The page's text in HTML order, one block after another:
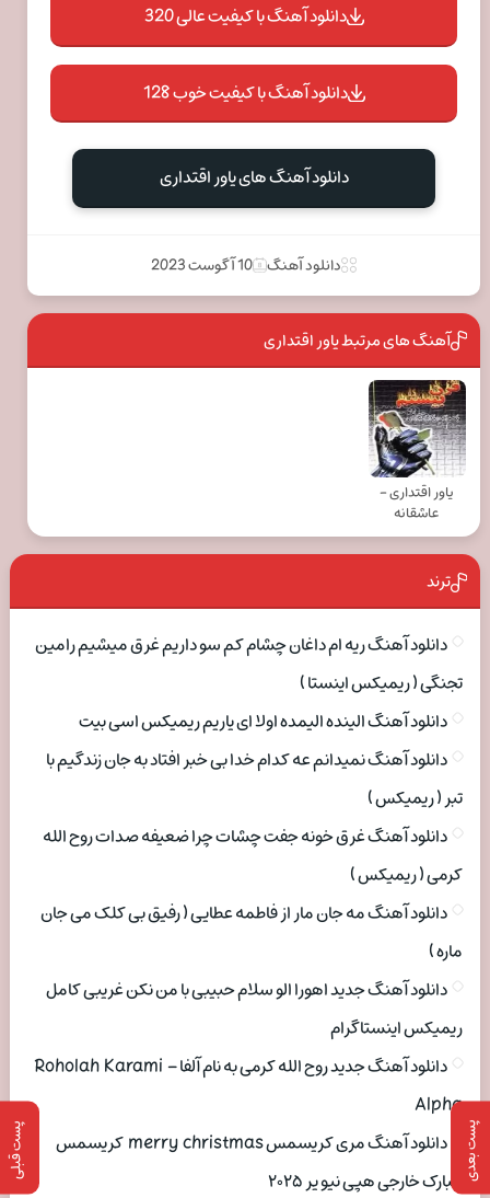
پست بعدی پست قبلی
دانلود آهنگ با کیفیت عالی 320
دانلود آهنگ با کیفیت خوب 128
دانلود آهنگ های یاور اقتداری
دانلود آهنگ 10 آگوست 2023
آهنگ های مرتبط یاور اقتداری
یاور اقتداری -
عاشقانه
ترند
دانلود آهنگ ریه ام داغان چشام کم سو داریم غرق میشیم رامین
تجنگی ( ریمیکس اینستا )
دانلود آهنگ الینده الیمده اولا ای یاریم ریمیکس اسی بیت
دانلود آهنگ نمیدانم عه کدام خدا بی خبر افتاد به جان زندگیم با
تبر ( ریمیکس )
دانلود آهنگ غرق خونه جفت چشات چرا ضعیفه صدات روح الله
کرمی ( ریمیکس )
دانلود آهنگ مه جان مار از فاطمه عطایی ( رفیق بی کلک می جان
ماره )
دانلود آهنگ جدید اهورا الو سلام حبیبی با من نکن غریبی کامل
ریمیکس اینستاگرام
دانلود آهنگ جدید روح الله کرمی به نام آلفا Roholah Karami –
Alpha
دانلود آهنگ مری کریسمس merry christmas کریسمس
مبارک خارجی هپی نیو یر ۲۰۲۵